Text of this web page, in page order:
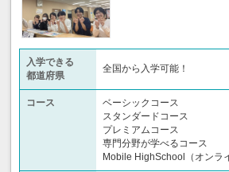
入学できる
都道府県
全国から入学可能！
コース
ベーシックコース
スタンダードコース
プレミアムコース
専門分野が学べるコース
Mobile HighSchool（オンラ